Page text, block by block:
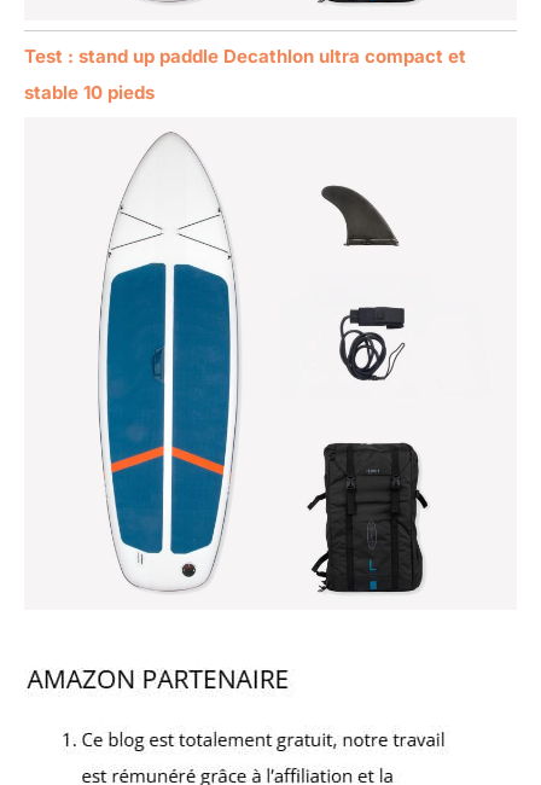
Test : stand up paddle Decathlon ultra compact et
stable 10 pieds